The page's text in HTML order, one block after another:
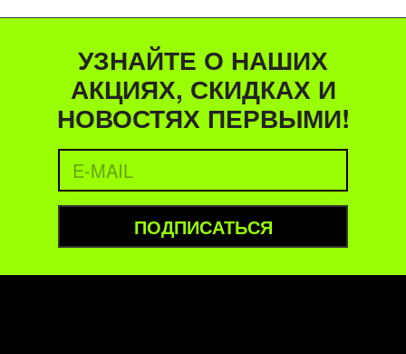
УЗНАЙТЕ О НАШИХ
АКЦИЯХ, СКИДКАХ И
НОВОСТЯХ ПЕРВЫМИ!
ПОДПИСАТЬСЯ